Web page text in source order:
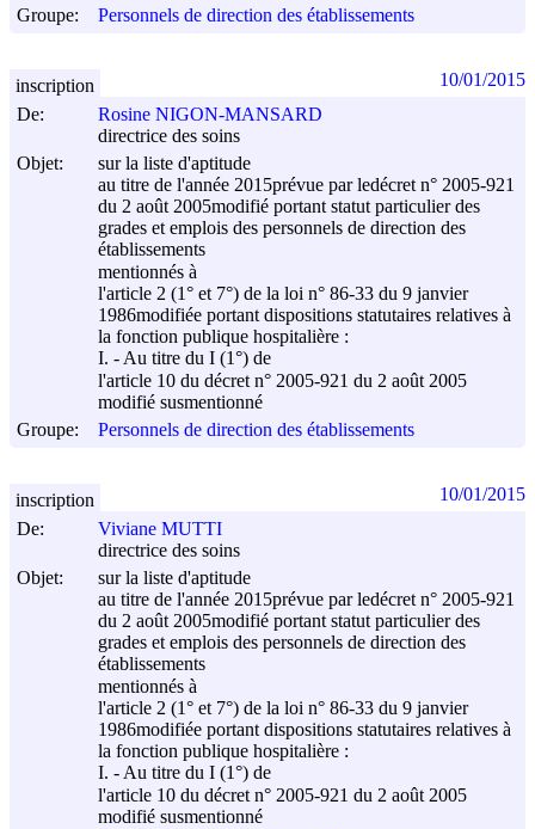
Groupe:
Personnels de direction des établissements
De:
Rosine NIGON-MANSARD
directrice des soins
Objet:
sur la liste d'aptitude
au titre de l'année 2015prévue par ledécret n° 2005-921
du 2 août 2005modifié portant statut particulier des
grades et emplois des personnels de direction des
établissements
mentionnés à
l'article 2 (1° et 7°) de la loi n° 86-33 du 9 janvier
1986modifiée portant dispositions statutaires relatives à
la fonction publique hospitalière :
I. - Au titre du I (1°) de
l'article 10 du décret n° 2005-921 du 2 août 2005
modifié susmentionné
Groupe:
Personnels de direction des établissements
inscription 10/01/2015
De:
Viviane MUTTI
directrice des soins
Objet:
sur la liste d'aptitude
au titre de l'année 2015prévue par ledécret n° 2005-921
du 2 août 2005modifié portant statut particulier des
grades et emplois des personnels de direction des
établissements
mentionnés à
l'article 2 (1° et 7°) de la loi n° 86-33 du 9 janvier
1986modifiée portant dispositions statutaires relatives à
la fonction publique hospitalière :
I. - Au titre du I (1°) de
l'article 10 du décret n° 2005-921 du 2 août 2005
modifié susmentionné
inscription 10/01/2015